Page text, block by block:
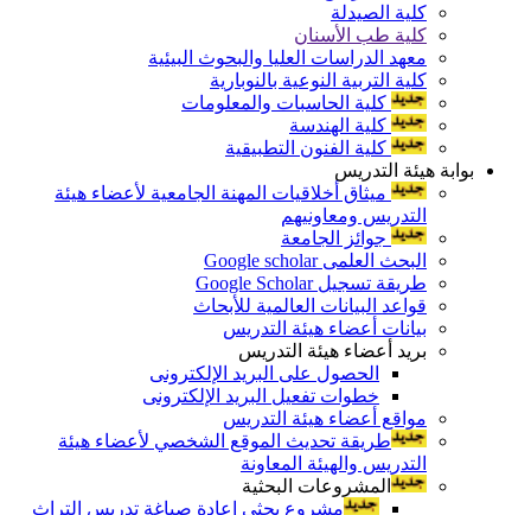
كلية الصيدلة
كلية طب الأسنان
معهد الدراسات العليا والبحوث البيئية
كلية التربية النوعية بالنوبارية
كلية الحاسبات والمعلومات
كلية الهندسة
كلية الفنون التطبيقية
بوابة هيئة التدريس
ميثاق أخلاقيات المهنة الجامعية لأعضاء هيئة
التدريس ومعاونيهم
جوائز الجامعة
البحث العلمى Google scholar
طريقة تسجيل Google Scholar
قواعد البيانات العالمية للأبحاث
بيانات أعضاء هيئة التدريس
بريد أعضاء هيئة التدريس
الحصول على البريد الإلكترونى
خطوات تفعيل البريد الإلكترونى
مواقع أعضاء هيئة التدريس
طريقة تحديث الموقع الشخصي لأعضاء هيئة
التدريس والهيئة المعاونة
المشروعات البحثية
مشروع بحثى إعادة صياغة تدريس التراث